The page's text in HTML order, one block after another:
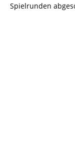
Spielrunden